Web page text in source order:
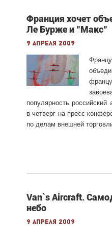
Франция хочет
Ле Бурже и "Макс"
9 апреля 2009
популярность
в четверг на пресс-
по делам внешней
Van`s Aircraft.
небо
9 апреля 2009